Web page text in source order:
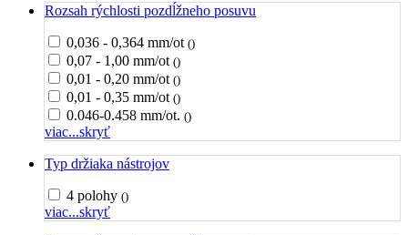
Rozsah rýchlosti pozdĺžneho posuvu
0,036 - 0,364 mm/ot ()
0,07 - 1,00 mm/ot ()
0,01 - 0,20 mm/ot ()
0,01 - 0,35 mm/ot ()
0.046-0.458 mm/ot. ()
viac...skryť
Typ držiaka nástrojov
4 polohy ()
viac...skryť